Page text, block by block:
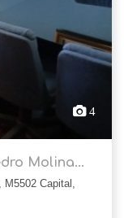
4
Molina...
M5502 Capital,